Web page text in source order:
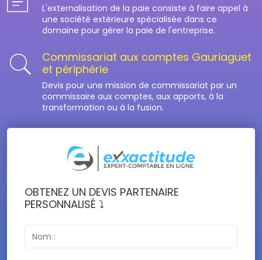
L'externalisation de la paie consiste à faire appel à
une société extérieure spécialisée dans ce
domaine pour gérer la paie de l'entreprise.
Commissariat aux comptes Gauriaguet
et périphérie
Devis pour une mission de commissariat par un
commissaire aux comptes, aux apports, à la
transformation ou à la fusion.
OBTENEZ UN DEVIS PARTENAIRE
PERSONNALISÉ ⤵️